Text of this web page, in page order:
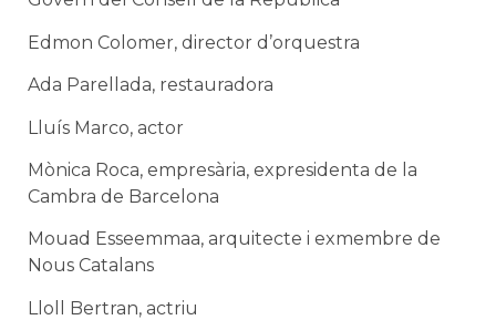
Edmon Colomer, director d’orquestra
Ada Parellada, restauradora
Lluís Marco, actor
Mònica Roca, empresària, expresidenta de la
Cambra de Barcelona
Mouad Esseemmaa, arquitecte i exmembre de
Nous Catalans
Lloll Bertran, actriu